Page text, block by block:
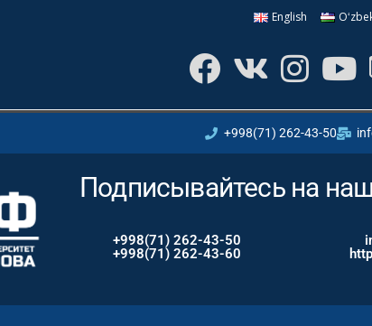
English
+998(71) 262-43-50
Подписывайтесь на
+998(71) 262-43-50
+998(71) 262-43-60